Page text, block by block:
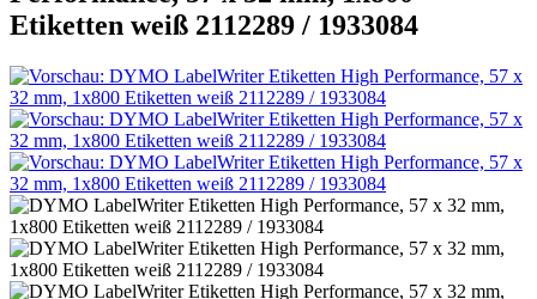
Etiketten weiß 2112289 / 1933084